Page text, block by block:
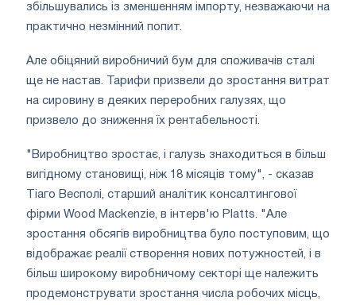
збільшувались із зменшенням імпорту, незважаючи на
практично незмінний попит.
Але обіцяний виробничий бум для споживачів сталі
ще не настав. Тарифи призвели до зростання витрат
на сировину в деяких переробних галузях, що
призвело до зниження їх рентабельності.
"Виробництво зростає, і галузь знаходиться в більш
вигідному становищі, ніж 18 місяців тому", - сказав
Тіаго Весполі, старший аналітик консалтингової
фірми Wood Mackenzie, в інтерв'ю Platts. "Але
зростання обсягів виробництва було поступовим, що
відображає реалії створення нових потужностей, і в
більш широкому виробничому секторі ще належить
продемонструвати зростання числа робочих місць,